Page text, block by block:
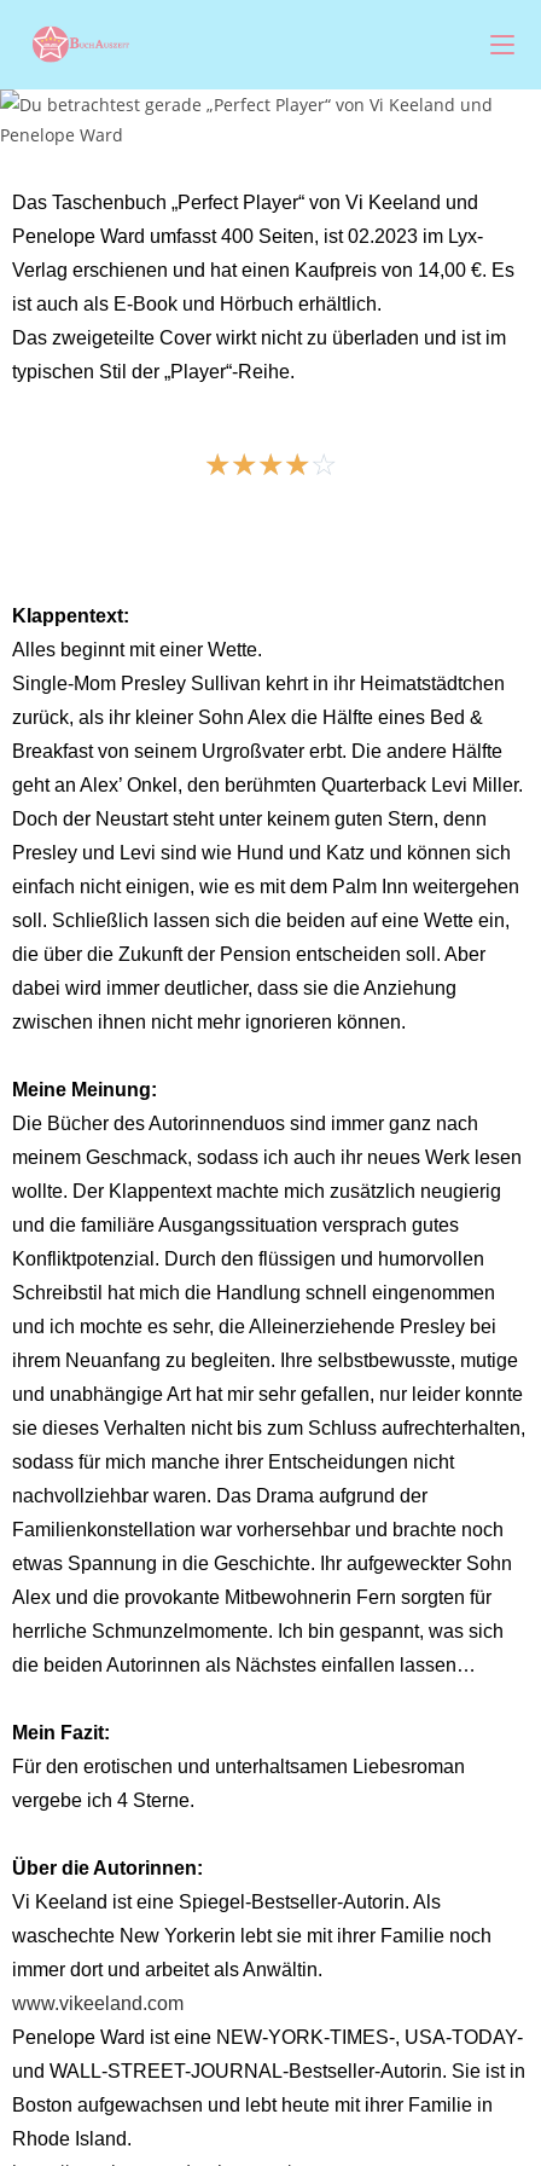
Das Taschenbuch „Perfect Player“ von Vi Keeland und
Penelope Ward umfasst 400 Seiten, ist 02.2023 im Lyx-
Verlag erschienen und hat einen Kaufpreis von 14,00 €. Es
ist auch als E-Book und Hörbuch erhältlich.
Das zweigeteilte Cover wirkt nicht zu überladen und ist im
typischen Stil der „Player“-Reihe.
☆☆☆☆☆
Klappentext:
Alles beginnt mit einer Wette.
Single-Mom Presley Sullivan kehrt in ihr Heimatstädtchen
zurück, als ihr kleiner Sohn Alex die Hälfte eines Bed &
Breakfast von seinem Urgroßvater erbt. Die andere Hälfte
geht an Alex’ Onkel, den berühmten Quarterback Levi Miller.
Doch der Neustart steht unter keinem guten Stern, denn
Presley und Levi sind wie Hund und Katz und können sich
einfach nicht einigen, wie es mit dem Palm Inn weitergehen
soll. Schließlich lassen sich die beiden auf eine Wette ein,
die über die Zukunft der Pension entscheiden soll. Aber
dabei wird immer deutlicher, dass sie die Anziehung
zwischen ihnen nicht mehr ignorieren können.
Meine Meinung:
Die Bücher des Autorinnenduos sind immer ganz nach
meinem Geschmack, sodass ich auch ihr neues Werk lesen
wollte. Der Klappentext machte mich zusätzlich neugierig
und die familiäre Ausgangssituation versprach gutes
Konfliktpotenzial. Durch den flüssigen und humorvollen
Schreibstil hat mich die Handlung schnell eingenommen
und ich mochte es sehr, die Alleinerziehende Presley bei
ihrem Neuanfang zu begleiten. Ihre selbstbewusste, mutige
und unabhängige Art hat mir sehr gefallen, nur leider konnte
sie dieses Verhalten nicht bis zum Schluss aufrechterhalten,
sodass für mich manche ihrer Entscheidungen nicht
nachvollziehbar waren. Das Drama aufgrund der
Familienkonstellation war vorhersehbar und brachte noch
etwas Spannung in die Geschichte. Ihr aufgeweckter Sohn
Alex und die provokante Mitbewohnerin Fern sorgten für
herrliche Schmunzelmomente. Ich bin gespannt, was sich
die beiden Autorinnen als Nächstes einfallen lassen…
Mein Fazit:
Für den erotischen und unterhaltsamen Liebesroman
vergebe ich 4 Sterne.
Über die Autorinnen:
Vi Keeland ist eine Spiegel-Bestseller-Autorin. Als
waschechte New Yorkerin lebt sie mit ihrer Familie noch
immer dort und arbeitet als Anwältin.
www.vikeeland.com
Penelope Ward ist eine NEW-YORK-TIMES-, USA-TODAY-
und WALL-STREET-JOURNAL-Bestseller-Autorin. Sie ist in
Boston aufgewachsen und lebt heute mit ihrer Familie in
Rhode Island.